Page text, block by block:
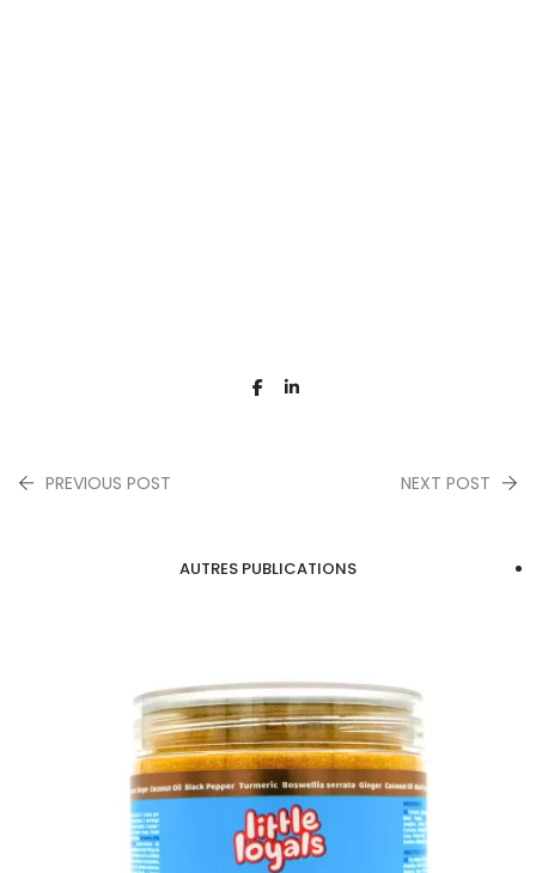
PREVIOUS POST NEXT POST
AUTRES PUBLICATIONS